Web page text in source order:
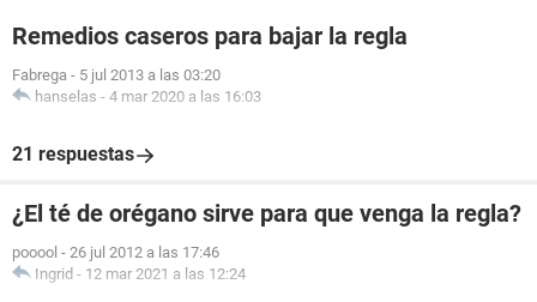
Remedios caseros para bajar la regla
Fabrega - 5 jul 2013 a las 03:20
hanselas - 4 mar 2020 a las 16:03
21 respuestas
¿El té de orégano sirve para que venga la regla?
pooool - 26 jul 2012 a las 17:46
Ingrid - 12 mar 2021 a las 12:24